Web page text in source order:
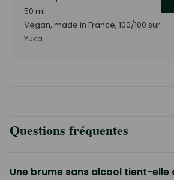
50 ml
Vegan, made in France, 100/100 sur
Yuka
Questions fréquentes
Une brume sans alcool tient-elle